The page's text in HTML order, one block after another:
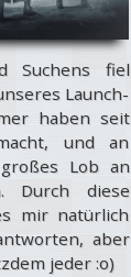
Suchens fiel
Launch-
haben seit
und an
Lob an
Durch diese
mir natürlich
aber
jeder :o)